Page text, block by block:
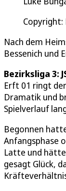
Copyright:
Nach dem
Bessenich und
Bezirksliga 3:
Erft 01 ringt
Dramatik und
Spielverlauf
Begonnen
Anfangsphase
Latte und
gesagt Glück,